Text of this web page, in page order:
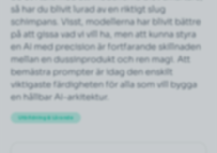
så har du blivit lurad av en riktigt slug
schimpans. Visst, modellerna har blivit bättre
på att gissa vad vi vill ha, men att kunna styra
en AI med precision är fortfarande skillnaden
mellan en dussinprodukt och ren magi. Att
bemästra prompter är idag den enskilt
viktigaste färdigheten för alla som vill bygga
en hållbar AI-arkitektur.
Utbildning & Lärande